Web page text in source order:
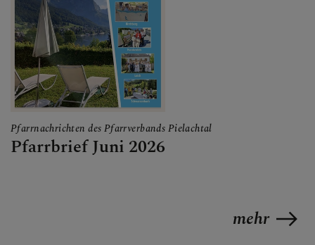
Pfarrnachrichten des Pfarrverbands Pielachtal
Pfarrbrief Juni 2026
mehr